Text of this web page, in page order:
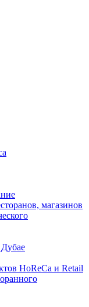
магазинов
HoReCa и Retail